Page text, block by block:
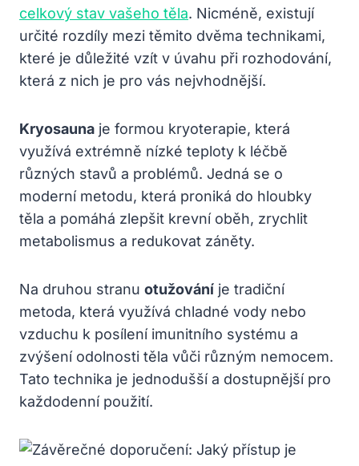
celkový​ stav vašeho těla. Nicméně, existují
určité rozdíly mezi těmito dvěma⁤ technikami,
které je důležité vzít v úvahu při rozhodování,
která⁢ z nich je pro vás nejvhodnější.
Kryosauna je⁢ formou kryoterapie,⁤ která
využívá extrémně nízké teploty ⁢k léčbě
různých stavů a problémů. Jedná​ se o
moderní metodu,‍ která proniká‌ do hloubky
těla a pomáhá zlepšit krevní oběh, zrychlit⁢
metabolismus a redukovat záněty.
Na druhou stranu otužování je tradiční‍
metoda,‍ která využívá chladné vody nebo
vzduchu k posílení imunitního systému a
zvýšení odolnosti těla‍ vůči různým nemocem.
Tato technika je jednodušší ​a dostupnější pro
každodenní použití.